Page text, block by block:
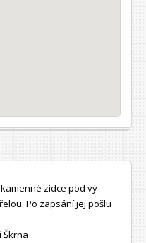
zídce pod vý
Po zapsání jej pošlu
Škrna